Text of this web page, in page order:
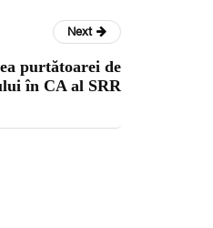
Next
purtătoarei de
în CA al SRR